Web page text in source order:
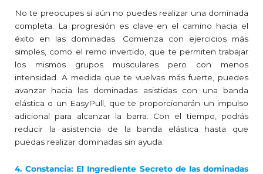
No te preocupes si aún no puedes realizar una dominada
completa. La progresión es clave en el camino hacia el
éxito en las dominadas. Comienza con ejercicios más
simples, como el remo invertido, que te permiten trabajar
los mismos grupos musculares pero con menos
intensidad. A medida que te vuelvas más fuerte, puedes
avanzar hacia las dominadas asistidas con una banda
elástica o un EasyPull, que te proporcionarán un impulso
adicional para alcanzar la barra. Con el tiempo, podrás
reducir la asistencia de la banda elástica hasta que
puedas realizar dominadas sin ayuda.
4. Constancia: El Ingrediente Secreto de las dominadas